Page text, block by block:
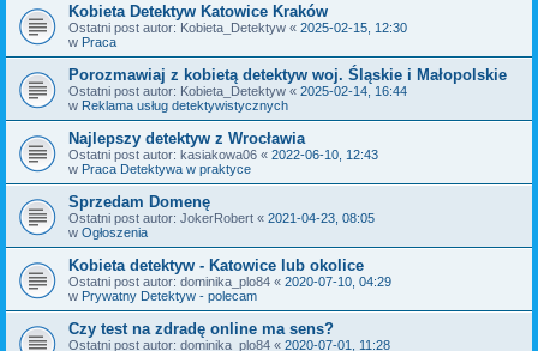
Kobieta Detektyw Katowice Kraków
Ostatni post autor: Kobieta_Detektyw « 2025-02-15, 12:30
w Praca
Porozmawiaj z kobietą detektyw woj. Śląskie i Małopolskie
Ostatni post autor: Kobieta_Detektyw « 2025-02-14, 16:44
w Reklama usług detektywistycznych
Najlepszy detektyw z Wrocławia
Ostatni post autor: kasiakowa06 « 2022-06-10, 12:43
w Praca Detektywa w praktyce
Sprzedam Domenę
Ostatni post autor: JokerRobert « 2021-04-23, 08:05
w Ogłoszenia
Kobieta detektyw - Katowice lub okolice
Ostatni post autor: dominika_plo84 « 2020-07-10, 04:29
w Prywatny Detektyw - polecam
Czy test na zdradę online ma sens?
Ostatni post autor: dominika_plo84 « 2020-07-01, 11:28